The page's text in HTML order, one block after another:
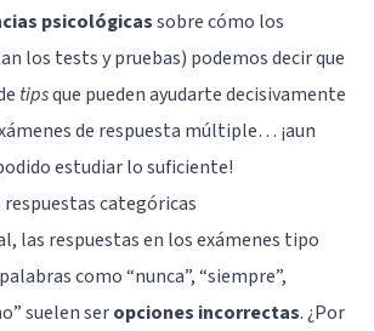
psicológicassobre cómo los
los tests y pruebas) podemos decir que
tipsque pueden ayudarte decisivamente
de respuesta múltiple… ¡aun
estudiar lo suficiente!
respuestas categóricas
las respuestas en los exámenes tipo
como “nunca”, “siempre”,
suelen seropciones incorrectas. ¿Por